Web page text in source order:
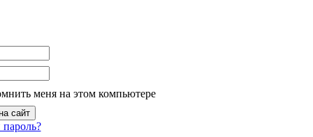
меня на этом компьютере